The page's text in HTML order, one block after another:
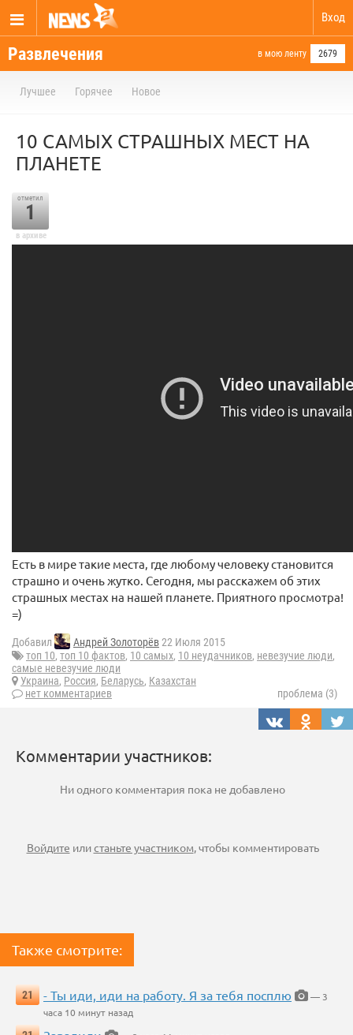
Вход
Развлечения в мою ленту 2679
Лучшее Горячее Новое
10 САМЫХ СТРАШНЫХ МЕСТ НА
ПЛАНЕТЕ
отметил
1
в архиве
Есть в мире такие места, где любому человеку становится
страшно и очень жутко. Сегодня, мы расскажем об этих
страшных местах на нашей планете. Приятного просмотра!
=)
Добавил Андрей Золоторёв22 Июля 2015
топ 10, топ 10 фактов, 10 самых, 10 неудачников, невезучие люди,
самые невезучие люди
Украина, Россия, Беларусь, Казахстан
нет комментариев
проблема (3)
Комментарии участников:
Ни одного комментария пока не добавлено
Войдите илистаньте участником, чтобы комментировать
Также смотрите:
21 - Ты иди, иди на работу. Я за тебя посплю
— 3
часа 10 минут назад